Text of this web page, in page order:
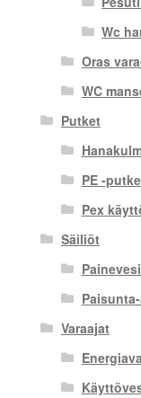
Wc
Oras
WC
Putket
PE -
Pex
Säiliöt
Varaajat